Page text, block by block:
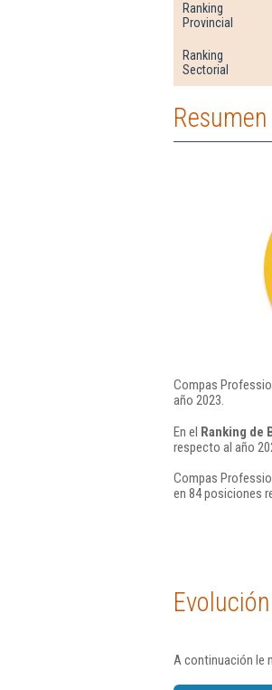
Ranking
Provincial
Ranking
Sectorial
Compas
año 2023.
En el Ranking de
respecto al año
Compas
en 84 posiciones
A continuación le